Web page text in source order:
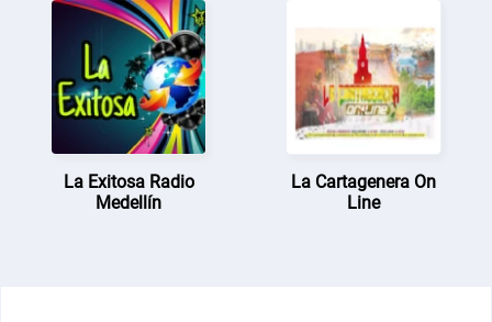
La Exitosa Radio
Medellín
La Cartagenera On
Line